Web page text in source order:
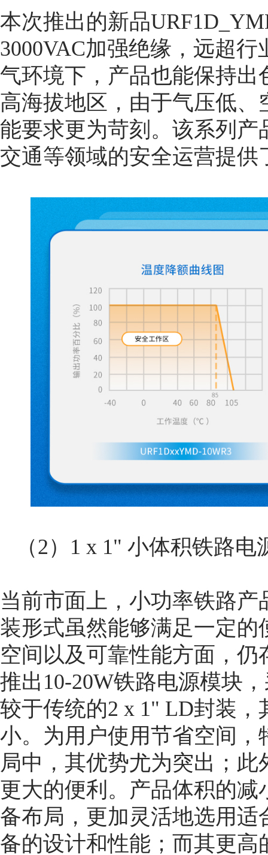
本次推出的新品
3000VAC加强绝缘，远超
气环境下，产品也能保持
高海拔地区，由于气压低
能要求更为苛刻。该系列
交通等领域的安全运营提供
（2）1 x 1" 小体积铁路电
当前市面上，小功率铁路
装形式虽然能够满足一定
空间以及可靠性能方面，
推出10-20W铁路电源模块
较于传统的2 x 1" LD封装
小。为用户使用节省空间
局中，其优势尤为突出；
更大的便利。产品体积的
备布局，更加灵活地选用
备的设计和性能；而其更